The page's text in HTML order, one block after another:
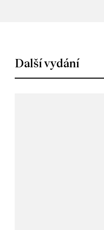
Další vydání